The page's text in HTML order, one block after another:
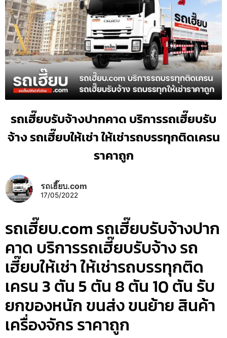
รถเฮี๊ยบรับจ้างปากคาด บริการรถเฮี๊ยบรับ
จ้าง รถเฮี๊ยบให้เช่า ให้เช่ารถบรรทุกติดเครน
ราคาถูก
รถเฮี๊ยบ.com
17/05/2022
รถเฮี๊ยบ.com รถเฮี๊ยบรับจ้างปาก
คาด บริการรถเฮี๊ยบรับจ้าง รถ
เฮี๊ยบให้เช่า ให้เช่ารถบรรทุกติด
เครน 3 ตัน 5 ตัน 8 ตัน 10 ตัน รับ
ยกของหนัก ขนส่ง ขนย้าย สินค้า
เครื่องจักร ราคาถูก